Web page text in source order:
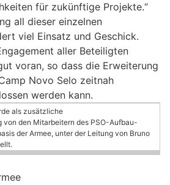
für zukünftige Projekte.“
all dieser einzelnen
viel Einsatz und Geschick.
aller Beteiligten
voran, so dass die Erweiterung
Novo Selo zeitnah
werden kann.
als zusätzliche
von den Mitarbeitern des PSO-Aufbau-
der Armee, unter der Leitung von Bruno